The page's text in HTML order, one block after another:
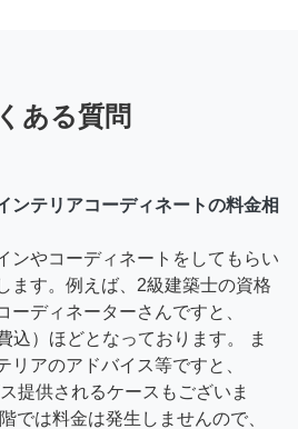
ある質問
ンテリアコーディネートの料金相
ンやコーディネートをしてもらい
ます。例えば、2級建築士の資格
ーディネーターさんですと、
込）ほどとなっております。 ま
リアのアドバイス等ですと、
提供されるケースもございま
では料金は発生しませんので、